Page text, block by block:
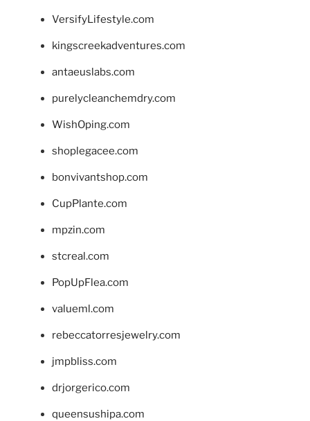
VersifyLifestyle.com
kingscreekadventures.com
antaeuslabs.com
purelycleanchemdry.com
WishOping.com
shoplegacee.com
bonvivantshop.com
CupPlante.com
mpzin.com
stcreal.com
PopUpFlea.com
valueml.com
rebeccatorresjewelry.com
jmpbliss.com
drjorgerico.com
queensushipa.com